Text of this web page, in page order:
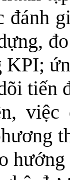
đánh
KPI;
tiến